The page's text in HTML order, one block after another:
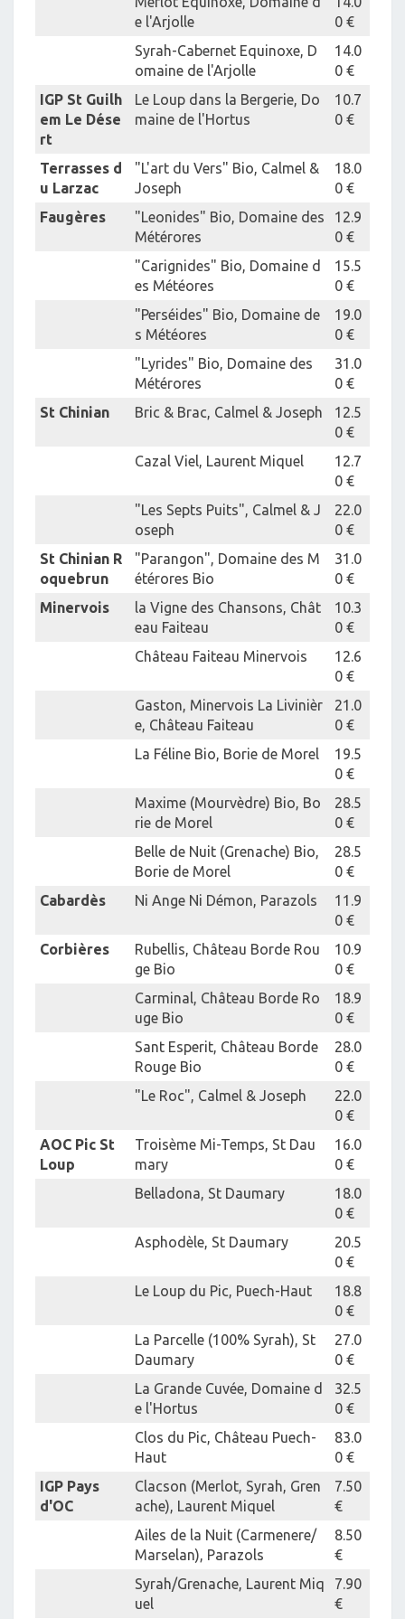
e l'Arjolle
0 €
Syrah-Cabernet Equinoxe, D
omaine de l'Arjolle
14.0
0 €
IGP St Guilh
em Le Dése
rt
Le Loup dans la Bergerie, Do
maine de l'Hortus
10.7
0 €
Terrasses d
u Larzac
"L'art du Vers" Bio, Calmel &
Joseph
18.0
0 €
Faugères
"Leonides" Bio, Domaine des
Métérores
12.9
0 €
"Carignides" Bio, Domaine d
es Météores
15.5
0 €
"Perséides" Bio, Domaine de
s Météores
19.0
0 €
"Lyrides" Bio, Domaine des
Métérores
31.0
0 €
St Chinian
Bric & Brac, Calmel & Joseph
12.5
0 €
Cazal Viel, Laurent Miquel
12.7
0 €
"Les Septs Puits", Calmel & J
oseph
22.0
0 €
St Chinian R
oquebrun
"Parangon", Domaine des M
étérores Bio
31.0
0 €
Minervois
la Vigne des Chansons, Chât
eau Faiteau
10.3
0 €
Château Faiteau Minervois
12.6
0 €
Gaston, Minervois La Livinièr
e, Château Faiteau
21.0
0 €
La Féline Bio, Borie de Morel
19.5
0 €
Maxime (Mourvèdre) Bio, Bo
rie de Morel
28.5
0 €
Belle de Nuit (Grenache) Bio,
Borie de Morel
28.5
0 €
Cabardès
Ni Ange Ni Démon, Parazols
11.9
0 €
Corbières
Rubellis, Château Borde Rou
ge Bio
10.9
0 €
Carminal, Château Borde Ro
uge Bio
18.9
0 €
Sant Esperit, Château Borde
Rouge Bio
28.0
0 €
"Le Roc", Calmel & Joseph
22.0
0 €
AOC Pic St
Loup
Troisème Mi-Temps, St Dau
mary
16.0
0 €
Belladona, St Daumary
18.0
0 €
Asphodèle, St Daumary
20.5
0 €
Le Loup du Pic, Puech-Haut
18.8
0 €
La Parcelle (100% Syrah), St
Daumary
27.0
0 €
La Grande Cuvée, Domaine d
e l'Hortus
32.5
0 €
Clos du Pic, Château Puech-
Haut
83.0
0 €
IGP Pays
d'OC
Clacson (Merlot, Syrah, Gren
ache), Laurent Miquel
7.50
€
Ailes de la Nuit (Carmenere/
Marselan), Parazols
8.50
€
Syrah/Grenache, Laurent Miq
uel
7.90
€